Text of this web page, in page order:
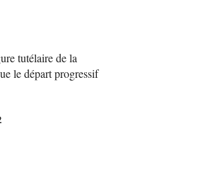
tutélaire de la
le départ progressif